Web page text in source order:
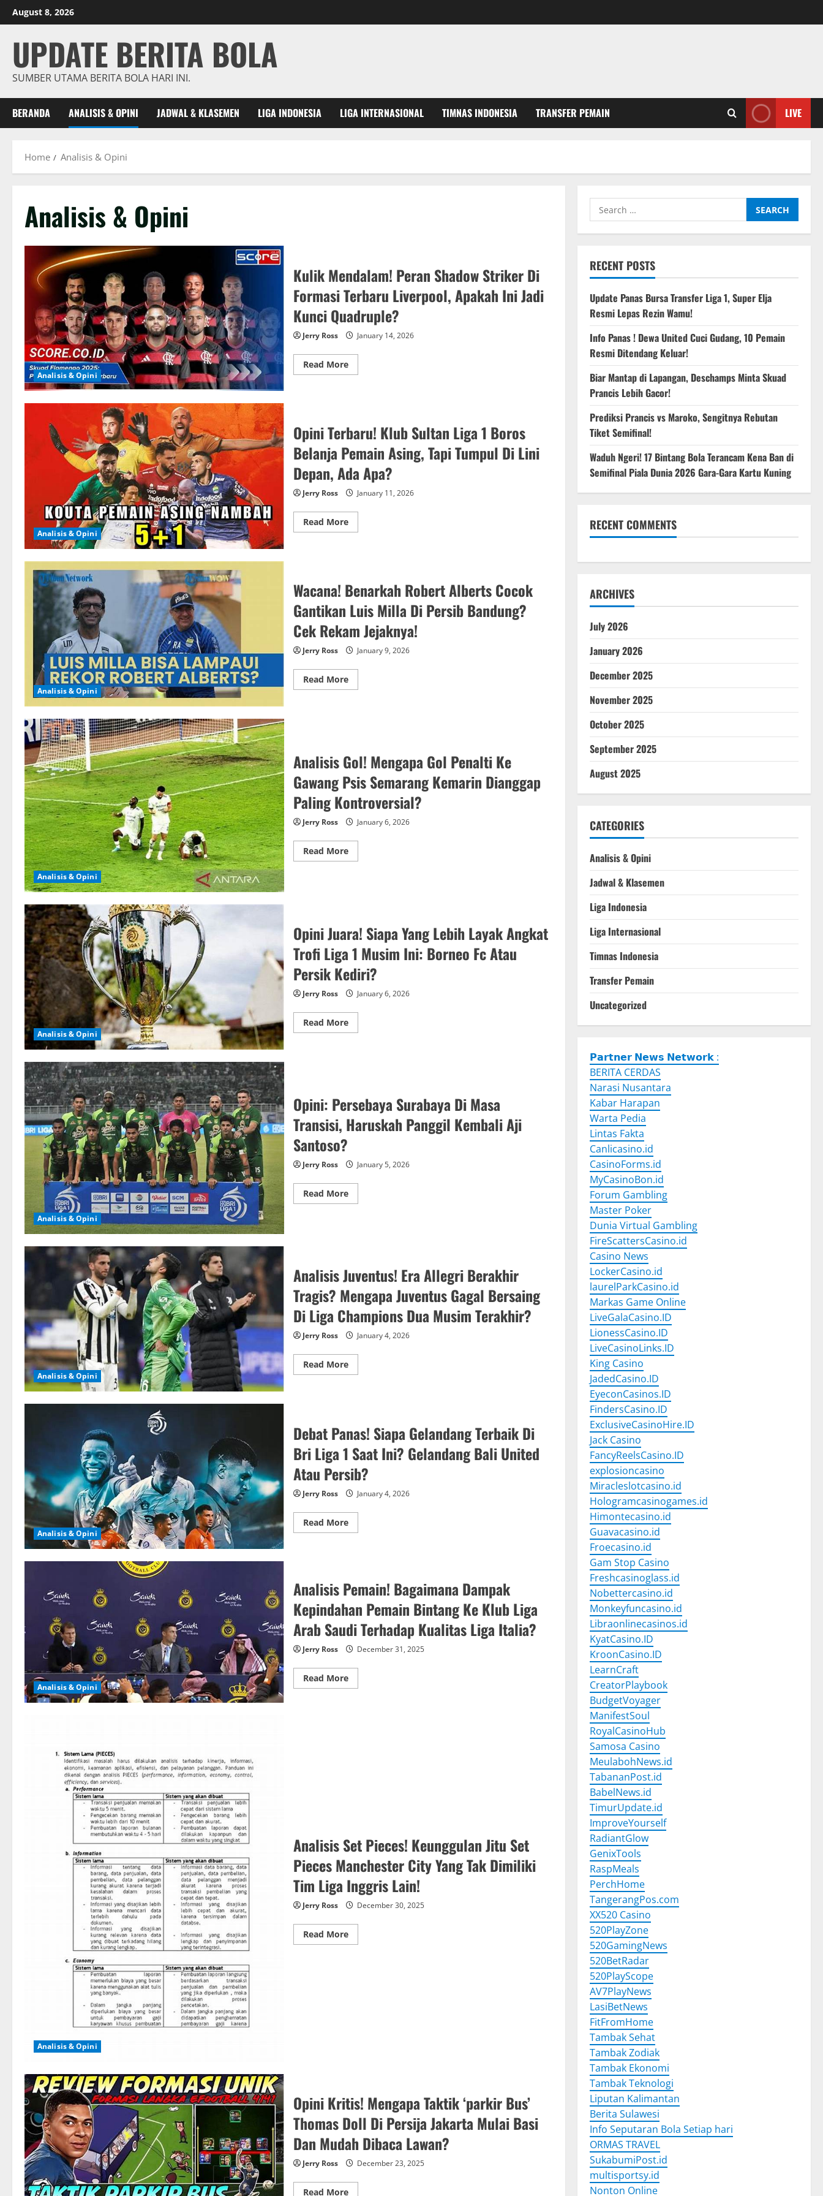
Skip
to
August 8, 2026
UPDATE BERITA BOLA
SUMBER UTAMA BERITA BOLA HARI INI.
BERANDA ANALISIS & OPINI JADWAL & KLASEMEN LIGA INDONESIA LIGA INTERNASIONAL TIMNAS INDONESIA TRANSFER PEMAIN LIVE
Home Analisis & Opini
Analisis & Opini
Analisis & Opini
Kulik Mendalam! Peran Shadow Striker Di
Formasi Terbaru Liverpool, Apakah Ini Jadi
Kunci Quadruple?
Jerry Ross January 14, 2026
Read MoreRead
more
Di
Formasi
Terbaru
Liverpool,
Apakah
Ini
Jadi
Kunci
Quadruple?
Analisis & Opini
Opini Terbaru! Klub Sultan Liga 1 Boros
Belanja Pemain Asing, Tapi Tumpul Di Lini
Depan, Ada Apa?
Jerry Ross January 11, 2026
Read MoreRead
more
1
Boros
Belanja
Pemain
Asing,
Tapi
Tumpul
Di
Lini
Depan,
Ada
Apa?
Analisis & Opini
Wacana! Benarkah Robert Alberts Cocok
Gantikan Luis Milla Di Persib Bandung?
Cek Rekam Jejaknya!
Jerry Ross January 9, 2026
Read MoreRead
more
Luis
Milla
Persib
Bandung?
Cek
Rekam
Jejaknya!
Analisis & Opini
Analisis Gol! Mengapa Gol Penalti Ke
Gawang Psis Semarang Kemarin Dianggap
Paling Kontroversial?
Jerry Ross January 6, 2026
Read MoreRead
more
Gawang
Psis
Semarang
Kemarin
Dianggap
Paling
Kontroversial?
Analisis & Opini
Opini Juara! Siapa Yang Lebih Layak Angkat
Trofi Liga 1 Musim Ini: Borneo Fc Atau
Persik Kediri?
Jerry Ross January 6, 2026
Read MoreRead
more
Angkat
Trofi
Liga
1
Musim
Fc
Atau
Kediri?
Analisis & Opini
Opini: Persebaya Surabaya Di Masa
Transisi, Haruskah Panggil Kembali Aji
Santoso?
Jerry Ross January 5, 2026
Read MoreRead
more
Haruskah
Panggil
Kembali
Aji
Santoso?
Analisis & Opini
Analisis Juventus! Era Allegri Berakhir
Tragis? Mengapa Juventus Gagal Bersaing
Di Liga Champions Dua Musim Terakhir?
Jerry Ross January 4, 2026
Read MoreRead
more
Tragis?
Mengapa
Juventus
Gagal
Bersaing
Di
Liga
Champions
Dua
Musim
Terakhir?
Analisis & Opini
Debat Panas! Siapa Gelandang Terbaik Di
Bri Liga 1 Saat Ini? Gelandang Bali United
Atau Persib?
Jerry Ross January 4, 2026
Read MoreRead
more
Terbaik
Di
Bri
Liga
1
Saat
Ini?
Bali
Atau
Persib?
Analisis & Opini
Analisis Pemain! Bagaimana Dampak
Kepindahan Pemain Bintang Ke Klub Liga
Arab Saudi Terhadap Kualitas Liga Italia?
Jerry Ross December 31, 2025
Read MoreRead
more
Analisis & Opini
Analisis Set Pieces! Keunggulan Jitu Set
Pieces Manchester City Yang Tak Dimiliki
Tim Liga Inggris Lain!
Jerry Ross December 30, 2025
Read MoreRead
more
Opini Kritis! Mengapa Taktik ‘parkir Bus’
Thomas Doll Di Persija Jakarta Mulai Basi
Dan Mudah Dibaca Lawan?
Jerry Ross December 23, 2025
Read MoreRead
Search
for:
RECENT POSTS
Update Panas Bursa Transfer Liga 1, Super Elja
Resmi Lepas Rezin Wamu!
Info Panas ! Dewa United Cuci Gudang, 10 Pemain
Resmi Ditendang Keluar!
Biar Mantap di Lapangan, Deschamps Minta Skuad
Prancis Lebih Gacor!
Prediksi Prancis vs Maroko, Sengitnya Rebutan
Tiket Semifinal!
Waduh Ngeri! 17 Bintang Bola Terancam Kena Ban di
Semifinal Piala Dunia 2026 Gara-Gara Kartu Kuning
RECENT COMMENTS
ARCHIVES
July 2026
January 2026
December 2025
November 2025
October 2025
September 2025
August 2025
CATEGORIES
Analisis & Opini
Jadwal & Klasemen
Liga Indonesia
Liga Internasional
Timnas Indonesia
Transfer Pemain
Uncategorized
𝗣𝗮𝗿𝘁𝗻𝗲𝗿 𝗡𝗲𝘄𝘀 𝗡𝗲𝘁𝘄𝗼𝗿𝗸 :
BERITA CERDAS
Narasi Nusantara
Kabar Harapan
Warta Pedia
Lintas Fakta
Canlicasino.id
CasinoForms.id
MyCasinoBon.id
Forum Gambling
Master Poker
Dunia Virtual Gambling
FireScattersCasino.id
Casino News
LockerCasino.id
laurelParkCasino.id
Markas Game Online
LiveGalaCasino.ID
LionessCasino.ID
LiveCasinoLinks.ID
King Casino
JadedCasino.ID
EyeconCasinos.ID
FindersCasino.ID
ExclusiveCasinoHire.ID
Jack Casino
FancyReelsCasino.ID
explosioncasino
Miracleslotcasino.id
Hologramcasinogames.id
Himontecasino.id
Guavacasino.id
Froecasino.id
Gam Stop Casino
Freshcasinoglass.id
Nobettercasino.id
Monkeyfuncasino.id
Libraonlinecasinos.id
KyatCasino.ID
KroonCasino.ID
LearnCraft
CreatorPlaybook
BudgetVoyager
ManifestSoul
RoyalCasinoHub
Samosa Casino
MeulabohNews.id
TabananPost.id
BabelNews.id
TimurUpdate.id
ImproveYourself
RadiantGlow
GenixTools
RaspMeals
PerchHome
TangerangPos.com
XX520 Casino
520PlayZone
520GamingNews
520BetRadar
520PlayScope
AV7PlayNews
LasiBetNews
FitFromHome
Tambak Sehat
Tambak Zodiak
Tambak Ekonomi
Tambak Teknologi
Liputan Kalimantan
Berita Sulawesi
Info Seputaran Bola Setiap hari
ORMAS TRAVEL
SukabumiPost.id
multisportsy.id
Nonton Online